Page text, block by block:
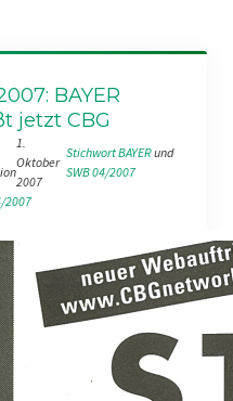
BAYER
jetzt CBG
1.
Oktober
2007
Stichwort BAYER
und
SWB 04/2007
2007